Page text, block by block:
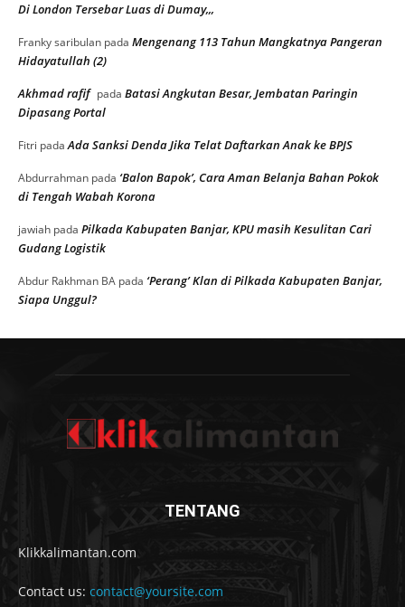
Di London Tersebar Luas di Dumay,,,
Franky saribulan pada Mengenang 113 Tahun Mangkatnya Pangeran
Hidayatullah (2)
Akhmad rafif pada Batasi Angkutan Besar, Jembatan Paringin
Dipasang Portal
Fitri padaAda Sanksi Denda Jika Telat Daftarkan Anak ke BPJS
Abdurrahman pada ‘Balon Bapok’, Cara Aman Belanja Bahan Pokok
di Tengah Wabah Korona
jawiah pada Pilkada Kabupaten Banjar, KPU masih Kesulitan Cari
Gudang Logistik
Abdur Rakhman BA pada ‘Perang’ Klan di Pilkada Kabupaten Banjar,
Siapa Unggul?
TENTANG
Klikkalimantan.com
Contact us: contact@yoursite.com